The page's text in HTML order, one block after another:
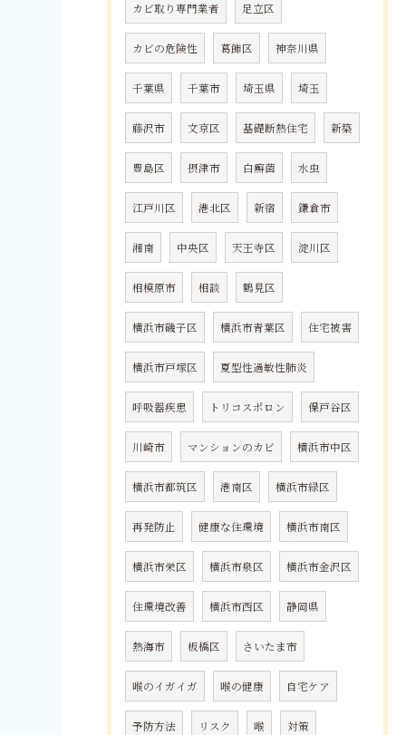
カビ取り専門業者 足立区
カビの危険性 葛飾区 神奈川県
千葉県 千葉市 埼玉県 埼玉
藤沢市 文京区 基礎断熱住宅 新築
豊島区 摂津市 白癬菌 水虫
江戸川区 港北区 新宿 鎌倉市
湘南 中央区 天王寺区 淀川区
相模原市 相談 鶴見区
横浜市磯子区 横浜市青葉区 住宅被害
横浜市戸塚区 夏型性過敏性肺炎
呼吸器疾患 トリコスポロン 保戸谷区
川崎市 マンションのカビ 横浜市中区
横浜市都筑区 港南区 横浜市緑区
再発防止 健康な住環境 横浜市南区
横浜市栄区 横浜市泉区 横浜市金沢区
住環境改善 横浜市西区 静岡県
熱海市 板橋区 さいたま市
喉のイガイガ 喉の健康 自宅ケア
予防方法 リスク 喉 対策